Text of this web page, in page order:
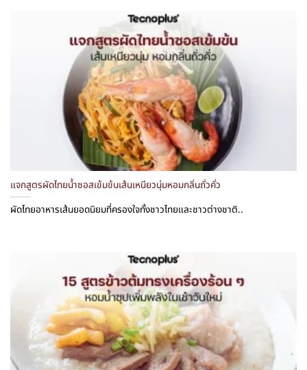
แจกสูตรผัดไทยน้ำซอสเข้มข้นเส้นเหนียวนุ่มหอมกลิ่นถั่วคั่ว
ผัดไทยอาหารเส้นยอดนิยมที่ครองใจทั้งชาวไทยและชาวต่างชาติ..